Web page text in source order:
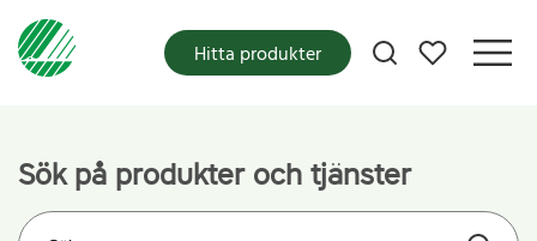
Mina favoriter
Hitta produkter
Sök på produkter och tjänster
Sök på webbplatsen